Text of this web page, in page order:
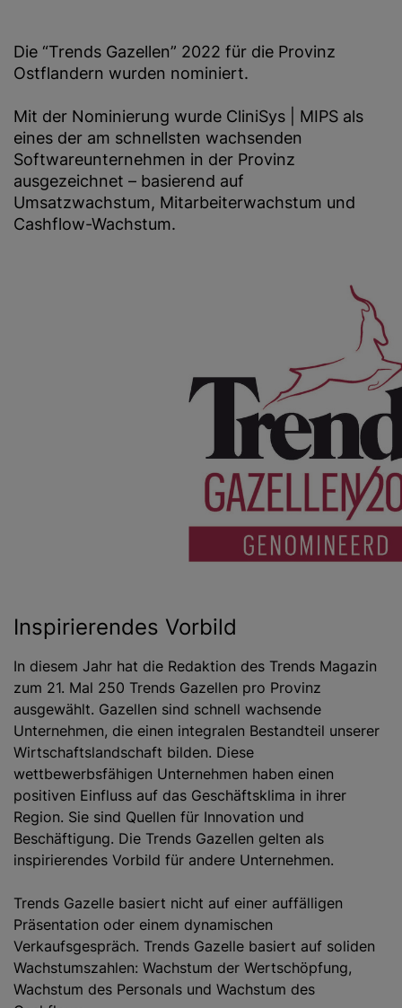
Die “Trends Gazellen” 2022 für die Provinz
Ostflandern wurden nominiert.
Mit der Nominierung wurde CliniSys | MIPS als
eines der am schnellsten wachsenden
Softwareunternehmen in der Provinz
ausgezeichnet – basierend auf
Umsatzwachstum, Mitarbeiterwachstum und
Cashflow-Wachstum.
Inspirierendes Vorbild
In diesem Jahr hat die Redaktion des Trends Magazin
zum 21. Mal 250 Trends Gazellen pro Provinz
ausgewählt. Gazellen sind schnell wachsende
Unternehmen, die einen integralen Bestandteil unserer
Wirtschaftslandschaft bilden. Diese
wettbewerbsfähigen Unternehmen haben einen
positiven Einfluss auf das Geschäftsklima in ihrer
Region. Sie sind Quellen für Innovation und
Beschäftigung. Die Trends Gazellen gelten als
inspirierendes Vorbild für andere Unternehmen.
Trends Gazelle basiert nicht auf einer auffälligen
Präsentation oder einem dynamischen
Verkaufsgespräch. Trends Gazelle basiert auf soliden
Wachstumszahlen: Wachstum der Wertschöpfung,
Wachstum des Personals und Wachstum des